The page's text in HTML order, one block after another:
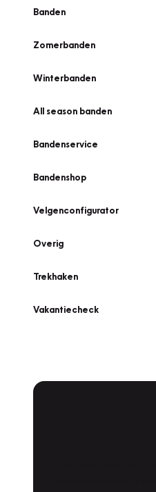
Banden
Zomerbanden
Winterbanden
All season banden
Bandenservice
Bandenshop
Velgenconfigurator
Overig
Trekhaken
Vakantiecheck